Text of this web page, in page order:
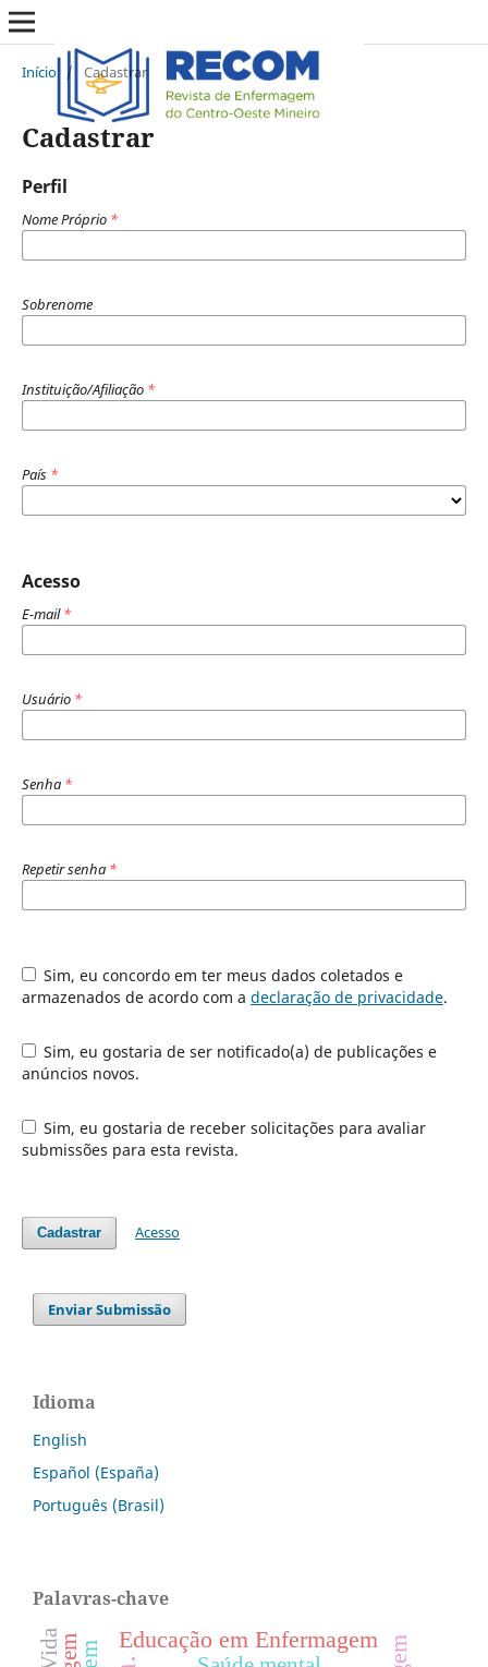
Início / Cadastrar
Cadastrar
Perfil
Nome Próprio *
Sobrenome
Instituição/Afiliação *
País *
Acesso
E-mail*
Usuário *
Senha *
Repetir senha *
Sim, eu concordo em ter meus dados coletados e
armazenados de acordo com a declaração de privacidade.
Sim, eu gostaria de ser notificado(a) de publicações e
anúncios novos.
Sim, eu gostaria de receber solicitações para avaliar
submissões para esta revista.
Cadastrar Acesso
Enviar Submissão
Idioma
English
Español (España)
Português (Brasil)
Palavras-chave
Educação em Enfermagem